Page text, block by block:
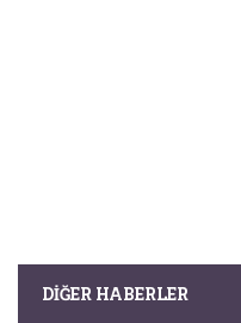
DIĞER HABERLER